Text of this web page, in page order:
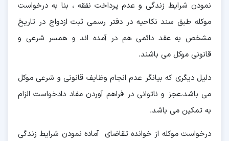
نمودن شرایط زندگی و عدم پرداخت نفقه ، بنا به درخواست
موکله طبق سند نکاحیه در دفتر رسمی ثبت ازدواج در تاریخ
مشخص به عقد دائمی هم در آمده اند و همسر شرعی و
قانونی موکل می باشند.
دلیل دیگری که بیانگر عدم انجام وظایف قانونی و شرعی موکل
می باشد،عجز و ناتوانی در فراهم آوردن مفاد دادخواست الزام
به تمکین می باشد.
درخواست موکله از خوانده تقاضای آماده نمودن شرایط زندگی